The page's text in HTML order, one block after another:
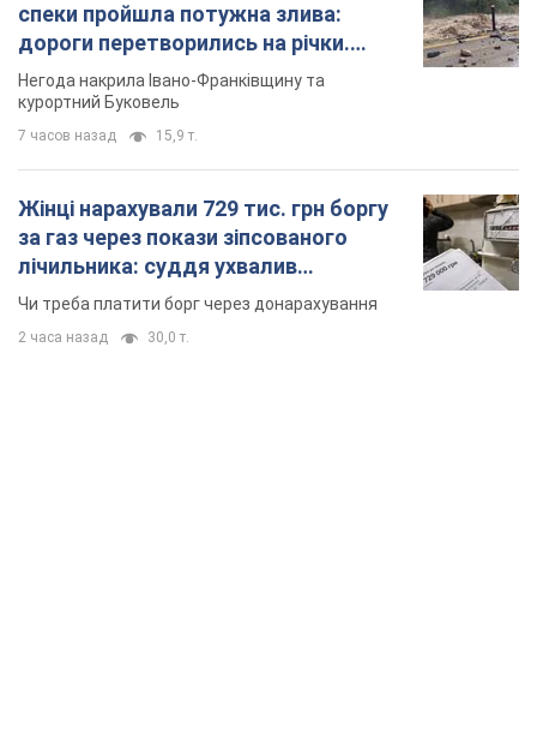
спеки пройшла потужна злива:
дороги перетворились на річки.
Відео
Негода накрила Івано-Франківщину та
курортний Буковель
7 часов назад 15,9 т.
Жінці нарахували 729 тис. грн боргу
за газ через покази зіпсованого
лічильника: суддя ухвалив
неочікуване рішення
Чи треба платити борг через донарахування
2 часа назад 30,0 т.